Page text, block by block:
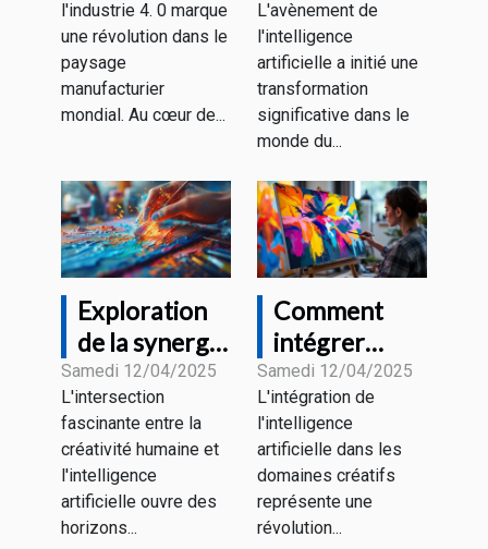
comment les
données
transforment
les usines
l'industrie 4. 0 marque
une révolution dans le
paysage
manufacturier
mondial. Au cœur de...
seront
transformés
L'avènement de
l'intelligence
artificielle a initié une
transformation
significative dans le
monde du...
Exploration
de la synergie
entre
créativité
humaine et
génération
d'images par
IA
Samedi 12/04/2025
L'intersection
fascinante entre la
créativité humaine et
l'intelligence
artificielle ouvre des
horizons...
Comment
intégrer
l'intelligence
artificielle
dans votre
processus
créatif
artistique
Samedi 12/04/2025
L'intégration de
l'intelligence
artificielle dans les
domaines créatifs
représente une
révolution...